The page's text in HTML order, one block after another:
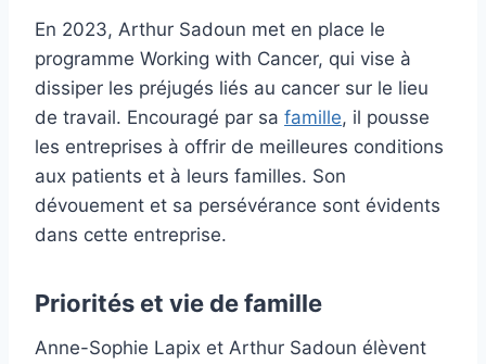
En 2023, Arthur Sadoun met en place le
programme Working with Cancer, qui vise à
dissiper les préjugés liés au cancer sur le lieu
de travail. Encouragé par sa famille, il pousse
les entreprises à offrir de meilleures conditions
aux patients et à leurs familles. Son
dévouement et sa persévérance sont évidents
dans cette entreprise.
Priorités et vie de famille
Anne-Sophie Lapix et Arthur Sadoun élèvent